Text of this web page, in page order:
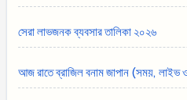
সেরা লাভজনক ব্যবসার তালিকা ২০২৬
আজ রাতে ব্রাজিল বনাম জাপান (সময়, লাইভ